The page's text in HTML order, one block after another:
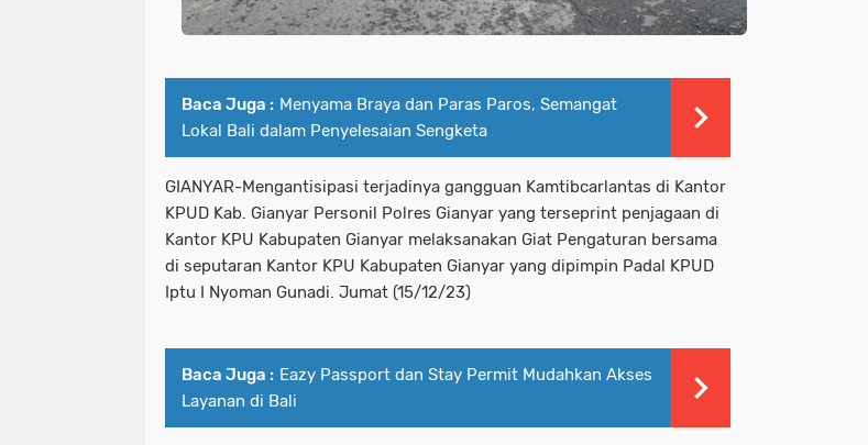
Baca Juga : Menyama Braya dan Paras Paros, Semangat
Lokal Bali dalam Penyelesaian Sengketa
GIANYAR-Mengantisipasi terjadinya gangguan Kamtibcarlantas di Kantor
KPUD Kab. Gianyar Personil Polres Gianyar yang terseprint penjagaan di
Kantor KPU Kabupaten Gianyar melaksanakan Giat Pengaturan bersama
di seputaran Kantor KPU Kabupaten Gianyar yang dipimpin Padal KPUD
Iptu I Nyoman Gunadi. Jumat (15/12/23)
Baca Juga : Eazy Passport dan Stay Permit Mudahkan Akses
Layanan di Bali